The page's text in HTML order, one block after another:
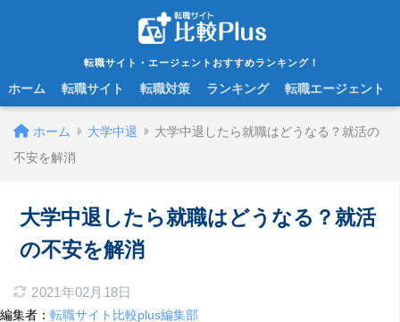
転職サイト・エージェントおすすめランキング！
ホーム 転職サイト 転職対策 ランキング 転職エージェント
ホーム 大学中退
大学中退したら就職はどうなる？就活の
不安を解消
大学中退したら就職はどうなる？就活
の不安を解消
2021年02月18日
編集者： 転職サイト比較plus編集部